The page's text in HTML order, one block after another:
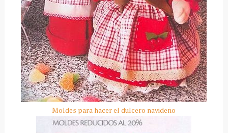
Moldes para hacer el dulcero navideño